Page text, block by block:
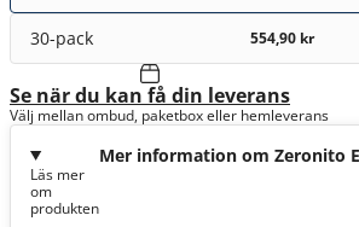
30-pack 554,90 kr
Se när du kan få din leverans
Välj mellan ombud, paketbox eller hemleverans
Mer information om Zeronito
Läs mer
om
produkten